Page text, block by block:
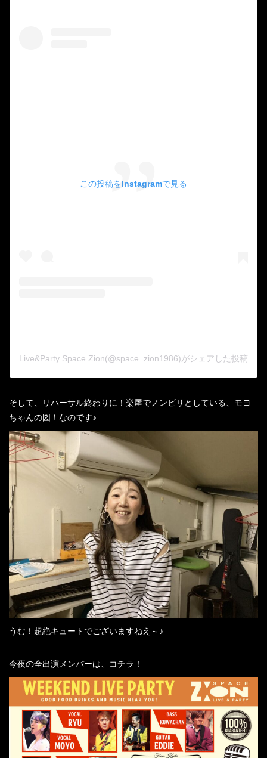
この投稿をInstagramで見る
Live&Party Space Zion(@space_zion1986)がシェアした投稿
そして、リハーサル終わりに！楽屋でノンビリとしている、モヨ
ちゃんの図！なのです♪
うむ！超絶キュートでございますねえ～♪
今夜の全出演メンバーは、コチラ！